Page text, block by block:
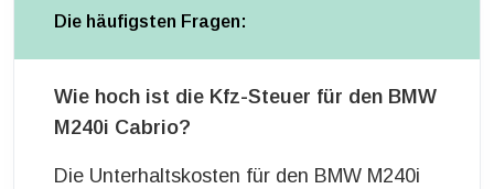
Die häufigsten Fragen:
Wie hoch ist die Kfz-Steuer für den BMW
M240i Cabrio?
Die Unterhaltskosten für den BMW M240i